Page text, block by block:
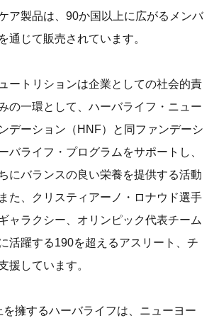
ア製品は、90か国以上に広がるメンバ
通じて販売されています。
ートリションは企業としての社会的責
の一環として、ハーバライフ・ニュー
デーション（HNF）と同ファンデーシ
バライフ・プログラムをサポートし、
にバランスの良い栄養を提供する活動
た、クリスティアーノ・ロナウド選手
ャラクシー、オリンピック代表チーム
活躍する190を超えるアスリート、チ
援しています。
擁するハーバライフは、ニューヨー